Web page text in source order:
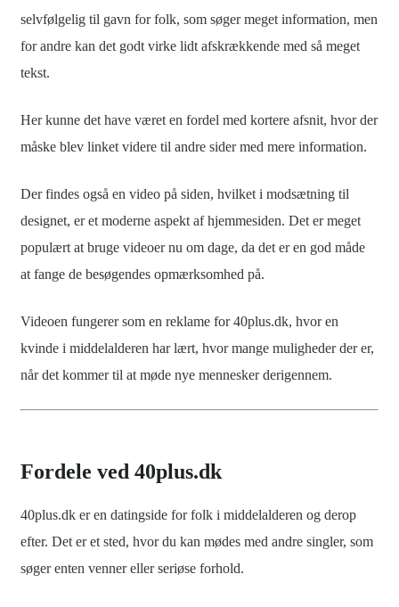
selvfølgelig til gavn for folk, som søger meget information, men
for andre kan det godt virke lidt afskrækkende med så meget
tekst.
Her kunne det have været en fordel med kortere afsnit, hvor der
måske blev linket videre til andre sider med mere information.
Der findes også en video på siden, hvilket i modsætning til
designet, er et moderne aspekt af hjemmesiden. Det er meget
populært at bruge videoer nu om dage, da det er en god måde
at fange de besøgendes opmærksomhed på.
Videoen fungerer som en reklame for 40plus.dk, hvor en
kvinde i middelalderen har lært, hvor mange muligheder der er,
når det kommer til at møde nye mennesker derigennem.
Fordele ved 40plus.dk
40plus.dk er en datingside for folk i middelalderen og derop
efter. Det er et sted, hvor du kan mødes med andre singler, som
søger enten venner eller seriøse forhold.